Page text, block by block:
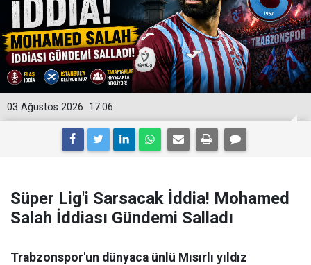
17:06
03 Ağustos 2026
Süper Lig'i Sarsacak İddia! Mohamed
Salah İddiası Gündemi Salladı
Trabzonspor'un dünyaca ünlü Mısırlı yıldız